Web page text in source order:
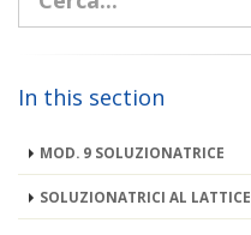
In this section
MOD. 9 SOLUZIONATRICE
SOLUZIONATRICI AL LATTICE